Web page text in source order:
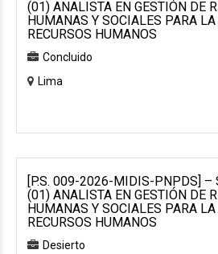
(01) ANALISTA EN GESTIÓN DE
HUMANAS Y SOCIALES PARA
RECURSOS HUMANOS
Concluido
Lima
[P.S. 009-2026-MIDIS-PNPDS] –
(01) ANALISTA EN GESTIÓN DE
HUMANAS Y SOCIALES PARA
RECURSOS HUMANOS
Desierto